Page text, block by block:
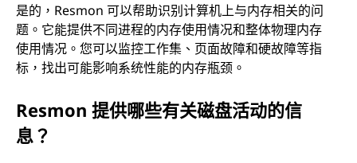
是的，Resmon 可以帮助识别计算机上与内存相关的问
题。它能提供不同进程的内存使用情况和整体物理内存
使用情况。您可以监控工作集、页面故障和硬故障等指
标，找出可能影响系统性能的内存瓶颈。
Resmon 提供哪些有关磁盘活动的信
息？